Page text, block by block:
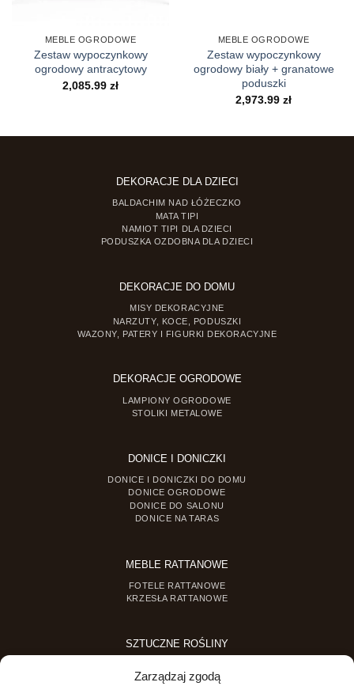
Zarządzaj zgodą
MEBLE OGRODOWE
Zestaw wypoczynkowy
ogrodowy antracytowy
2,085.99 zł
MEBLE OGRODOWE
Zestaw wypoczynkowy
ogrodowy biały + granatowe
poduszki
2,973.99 zł
DEKORACJE DLA DZIECI
BALDACHIM NAD ŁÓŻECZKO
MATA TIPI
NAMIOT TIPI DLA DZIECI
PODUSZKA OZDOBNA DLA DZIECI
DEKORACJE DO DOMU
MISY DEKORACYJNE
NARZUTY, KOCE, PODUSZKI
WAZONY, PATERY I FIGURKI DEKORACYJNE
DEKORACJE OGRODOWE
LAMPIONY OGRODOWE
STOLIKI METALOWE
DONICE I DONICZKI
DONICE I DONICZKI DO DOMU
DONICE OGRODOWE
DONICE DO SALONU
DONICE NA TARAS
MEBLE RATTANOWE
FOTELE RATTANOWE
KRZESŁA RATTANOWE
SZTUCZNE ROŚLINY
SZTUCZNE ROŚLINY DONICZKOWE